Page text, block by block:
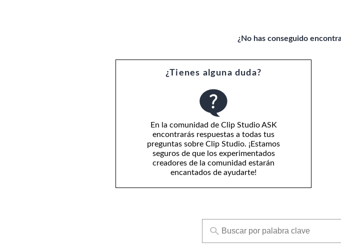
¿No has conseguido
¿Tienes alguna duda?
En la comunidad de Clip Studio ASK
encontrarás respuestas a todas tus
preguntas sobre Clip Studio. ¡Estamos
seguros de que los experimentados
creadores de la comunidad estarán
encantados de ayudarte!